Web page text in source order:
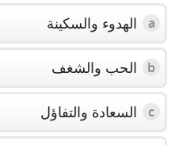
a الهدوء والسكينة
b الحب والشغف
c السعادة والتفاؤل